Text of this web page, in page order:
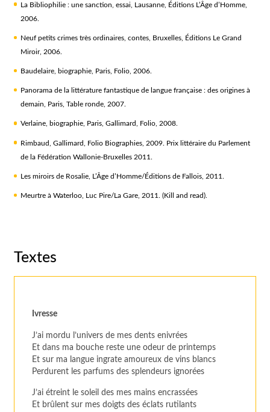
La Bibliophilie : une sanction , essai, Lausanne, Éditions L’Âge d’Homme,
2006.
Neuf petits crimes très ordinaires, contes, Bruxelles, Éditions Le Grand
Miroir, 2006.
Baudelaire, biographie, Paris, Folio, 2006.
Panorama de la littérature fantastique de langue française : des origines à
demain , Paris, Table ronde, 2007.
Verlaine, biographie, Paris, Gallimard, Folio, 2008.
Rimbaud, Gallimard, Folio Biographies, 2009. Prix littéraire du Parlement
de la Fédération Wallonie-Bruxelles 2011.
Les miroirs de Rosalie, L’Âge d’Homme/Éditions de Fallois, 2011.
Meurtre à Waterloo, Luc Pire/La Gare, 2011. (Kill and read).
Textes
Ivresse
J’ai mordu l’univers de mes dents enivrées
Et dans ma bouche reste une odeur de printemps
Et sur ma langue ingrate amoureux de vins blancs
Perdurent les parfums des splendeurs ignorées
J’ai étreint le soleil des mes mains encrassées
Et brûlent sur mes doigts des éclats rutilants